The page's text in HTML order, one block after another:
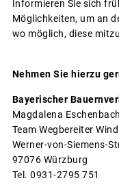
Informieren Sie sich
Möglichkeiten, um an
wo möglich, diese
Nehmen Sie hierzu
Bayerischer
Magdalena
Team Wegbereiter Wind
Werner-von-Siemens-
97076 Würzburg
Tel. 0931-2795 751